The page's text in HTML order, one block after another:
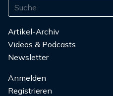
Artikel-Archiv
Videos & Podcasts
Newsletter
Anmelden
Registrieren